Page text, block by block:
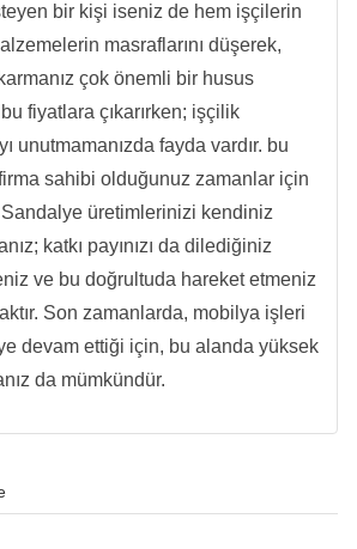
bir kişi iseniz de hem işçilerin
masraflarını düşerek,
çok önemli bir husus
fiyatlara çıkarırken; işçilik
unutmamanızda fayda vardır. bu
sahibi olduğunuz zamanlar için
Sandalye üretimlerinizi kendiniz
katkı payınızı da dilediğiniz
ve bu doğrultuda hareket etmeniz
Son zamanlarda, mobilya işleri
devam ettiği için, bu alanda yüksek
da mümkündür.